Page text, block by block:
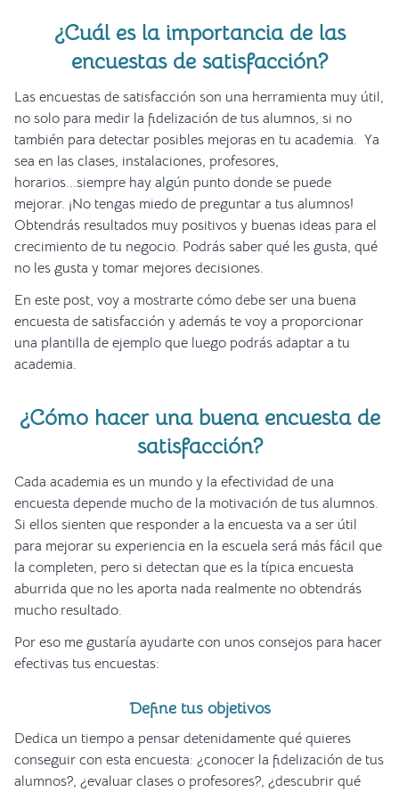
¿Cuál es la importancia de las
encuestas de satisfacción?
Las encuestas de satisfacción son una herramienta muy útil,
no solo para medir la fidelización de tus alumnos, si no
también para detectar posibles mejoras en tu academia. Ya
sea en las clases, instalaciones, profesores,
horarios...siempre hay algún punto donde se puede
mejorar. ¡No tengas miedo de preguntar a tus alumnos!
Obtendrás resultados muy positivos y buenas ideas para el
crecimiento de tu negocio. Podrás saber qué les gusta, qué
no les gusta y tomar mejores decisiones.
En este post, voy a mostrarte cómo debe ser una buena
encuesta de satisfacción y además te voy a proporcionar
una plantilla de ejemplo que luego podrás adaptar a tu
academia.
¿Cómo hacer una buena encuesta de
satisfacción?
Cada academia es un mundo y la efectividad de una
encuesta depende mucho de la motivación de tus alumnos.
Si ellos sienten que responder a la encuesta va a ser útil
para mejorar su experiencia en la escuela será más fácil que
la completen, pero si detectan que es la típica encuesta
aburrida que no les aporta nada realmente no obtendrás
mucho resultado.
Por eso me gustaría ayudarte con unos consejos para hacer
efectivas tus encuestas:
Define tus objetivos
Dedica un tiempo a pensar detenidamente qué quieres
conseguir con esta encuesta: ¿conocer la fidelización de tus
alumnos?, ¿evaluar clases o profesores?, ¿descubrir qué